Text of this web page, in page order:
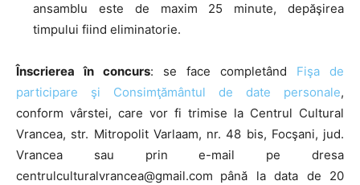
ansamblu este de maxim 25 minute, depăşirea
timpului fiind eliminatorie.
Înscrierea în concurs: se face completând Fişa de
participare şi Consimţământul de date personale,
conform vârstei, care vor fi trimise la Centrul Cultural
Vrancea, str. Mitropolit Varlaam, nr. 48 bis, Focşani, jud.
Vrancea sau prin e-mail pe dresa
centrulculturalvrancea@gmail.com până la data de 20